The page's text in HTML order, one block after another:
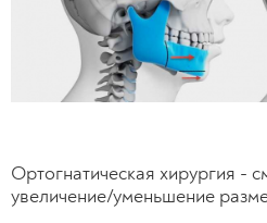
Ортогнатическая хирургия -
увеличение/уменьшение